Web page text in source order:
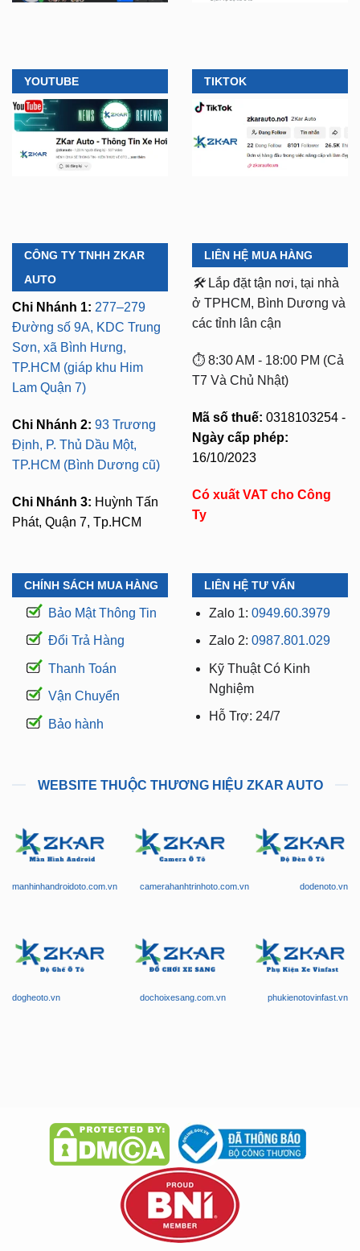
YOUTUBE TIKTOK
CÔNG TY TNHH ZKAR
AUTO
Chi Nhánh 1: 277–279
Đường số 9A, KDC Trung
Sơn, xã Bình Hưng,
TP.HCM (giáp khu Him
Lam Quận 7)
Chi Nhánh 2: 93 Trương
Định, P. Thủ Dầu Một,
TP.HCM (Bình Dương cũ)
Chi Nhánh 3: Huỳnh Tấn
Phát, Quận 7, Tp.HCM
LIÊN HỆ MUA HÀNG
🛠️ Lắp đặt tận nơi, tại nhà
ở TPHCM, Bình Dương và
các tỉnh lân cận
⏱️ 8:30 AM - 18:00 PM (Cả
T7 Và Chủ Nhật)
Mã số thuế: 0318103254 -
Ngày cấp phép:
16/10/2023
Có xuất VAT cho Công
Ty
CHÍNH SÁCH MUA HÀNG
Bảo Mật Thông Tin
Đổi Trả Hàng
Thanh Toán
Vận Chuyển
Bảo hành
LIÊN HỆ TƯ VẤN
Zalo 1: 0949.60.3979
Zalo 2: 0987.801.029
Kỹ Thuật Có Kinh
Nghiệm
Hỗ Trợ: 24/7
WEBSITE THUỘC THƯƠNG HIỆU ZKAR AUTO
manhinhandroidoto.com.vn camerahanhtrinhoto.com.vn dodenoto.vn
dogheoto.vn dochoixesang.com.vn phukienotovinfast.vn